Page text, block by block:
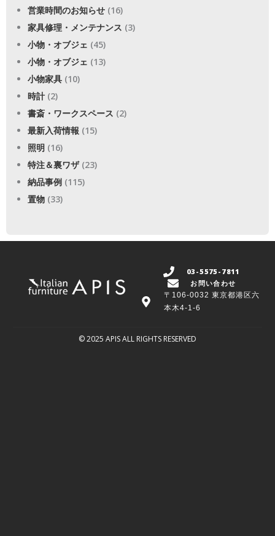
営業時間のお知らせ (16)
家具修理・メンテナンス (3)
小物・オブジェ (45)
小物・オブジェ (13)
小物家具 (10)
時計 (2)
書斎・ワークスペース (2)
最新入荷情報 (15)
照明 (16)
特注＆裏ワザ(23)
納品事例 (115)
置物 (33)
03-5575-7811
お問い合わせ
〒106-0032 東京都港区六
本木4-1-6
© 2025 APIS ALL RIGHTS RESERVED